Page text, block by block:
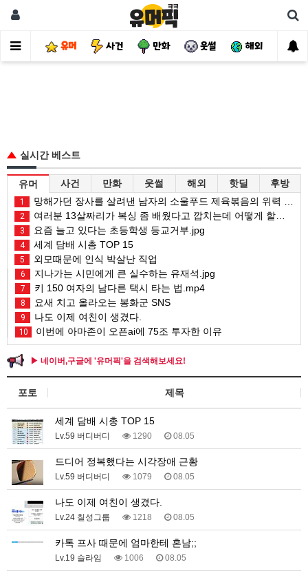
유머 사건 만화 웃썰 해외 핫
실시간 베스트
유머 사건 만화 웃썰 해외 핫딜 후방
1 망해가던 장사를 살려낸 남자의 소울푸드 제육볶음의 위력 ㅋㅋ
2 여러분 13살짜리가 복싱 좀 배웠다고 깝치는데 어떻게 할까요?
3 요즘 늘고 있다는 초등학생 등교거부.jpg
4 세계 담배 시총 TOP 15
5 외모때문에 인식 박살난 직업
6 지나가는 시민에게 큰 실수하는 유재석.jpg
7 키 150 여자의 남다른 택시 타는 법.mp4
8 요새 치고 올라오는 봉화군 SNS
9 나도 이제 여친이 생겼다.
10 이번에 아마존이 오픈ai에 75조 투자한 이유
▶ 네이버,구글에 '유머픽'을 검색해보세요!
포토 제목
세계 담배 시총 TOP 15
Lv.59 버디버디 1290 08.05
드디어 정복했다는 시각장애 근황
Lv.59 버디버디 1079 08.05
나도 이제 여친이 생겼다.
Lv.24 칠성그룹 1218 08.05
카톡 프사 때문에 엄마한테 혼남;;
Lv.19 슬라임 1006 08.05